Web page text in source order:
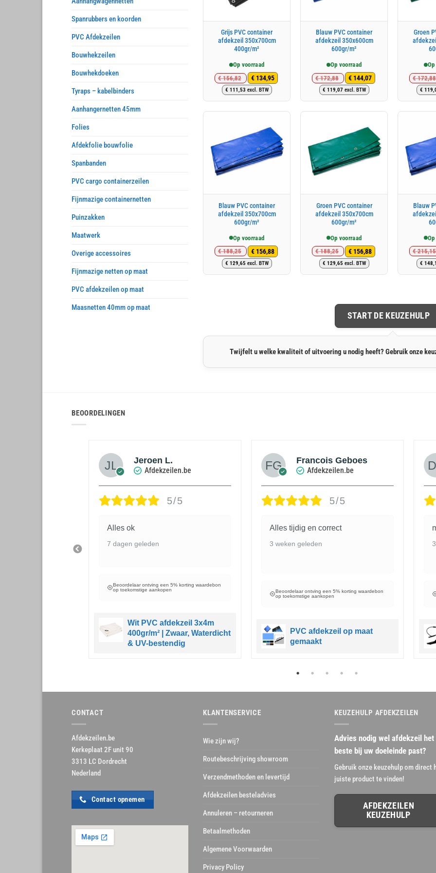
Spanrubbers en koorden
PVC Afdekzeilen
Bouwhekzeilen
Bouwhekdoeken
Tyraps – kabelbinders
Aanhangernetten 45mm
Folies
Afdekfolie bouwfolie
Spanbanden
PVC cargo containerzeilen
Fijnmazige containernetten
Puinzakken
Maatwerk
Overige accessoires
Fijnmazige netten op maat
PVC afdekzeilen op maat
Maasnetten 40mm op maat
Grijs PVC container
afdekzeil 350x700cm
400gr/m²
Op voorraad
€156,82
Oorspronkelijke
prijs
was:
€ 156,82.
€ 134,95
Huidige
prijs
is:
€ 134,95.
€ 111,53 excl. BTW
Blauw PVC container
afdekzeil 350x600cm
600gr/m²
Op voorraad
€172,88
Oorspronkelijke
prijs
was:
€ 172,88.
€ 144,07
Huidige
prijs
is:
€ 144,07.
€ 119,07 excl. BTW
Groen
€172,88
€
Blauw PVC container
afdekzeil 350x700cm
600gr/m²
Op voorraad
€188,25
Oorspronkelijke
prijs
was:
€ 156,88
Huidige
prijs
is:
€ 129,65 excl. BTW
Groen PVC container
afdekzeil 350x700cm
600gr/m²
Op voorraad
€188,25
Oorspronkelijke
prijs
was:
€ 156,88
Huidige
prijs
is:
€ 129,65 excl. BTW
Blauw
€215,15
€
START DE KEUZEHULP
Twijfelt u welke kwaliteit of uitvoering u nodig heeft? Gebruik onze
BEOORDELINGEN
Jeroen L.
Afdekzeilen.be
5/5
Alles ok
7 dagen geleden
Beoordelaar ontving een 5% korting waardebon
op toekomstige aankopen
Wit PVC afdekzeil 3x4m
400gr/m² | Zwaar, Waterdicht
& UV-bestendig
Francois Geboes
Afdekzeilen.be
5/5
Alles tijdig en correct
3 weken geleden
Beoordelaar ontving een 5% korting waardebon
op toekomstige aankopen
PVC afdekzeil op maat
gemaakt
CONTACT
Afdekzeilen.be
Kerkeplaat 2F unit 90
3313 LC Dordrecht
Nederland
Contact opnemen
KLANTENSERVICE
Wie zijn wij?
Routebeschrijving showroom
Verzendmethoden en levertijd
Afdekzeilen besteladvies
Annuleren – retourneren
Betaalmethoden
Algemene Voorwaarden
Privacy Policy
KEUZEHULP AFDEKZEILEN
Advies nodig wel afdekzeil het
beste bij uw doeleinde past?
Gebruik onze keuzehulp om direct
juiste product te vinden!
AFDEKZEILEN
KEUZEHULP